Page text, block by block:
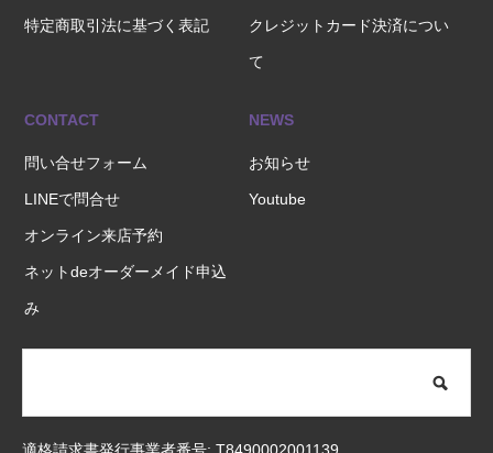
特定商取引法に基づく表記 クレジットカード決済につい
て
CONTACT
問い合せフォーム
LINEで問合せ
オンライン来店予約
ネットdeオーダーメイド申込
み
NEWS
お知らせ
Youtube